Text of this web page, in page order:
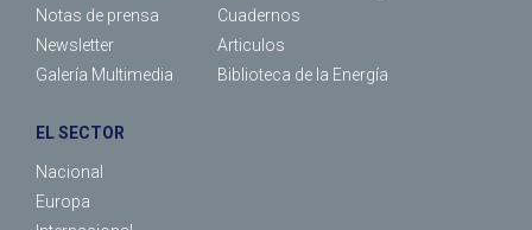
Notas de prensa
Newsletter
Galería Multimedia
Cuadernos
Articulos
Biblioteca de la Energía
EL SECTOR
Nacional
Europa